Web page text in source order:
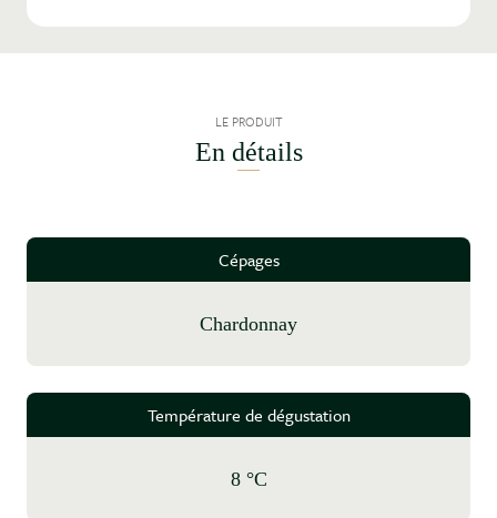
LE PRODUIT
En détails
Cépages
Chardonnay
Température de dégustation
8 °C